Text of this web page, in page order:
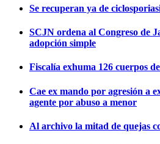
Se recuperan ya de
SCJN ordena al Congreso de
adopción simple
Fiscalía exhuma 126 cuerpos
Cae ex mando por agresión a
agente por abuso a menor
Al archivo la mitad de quejas